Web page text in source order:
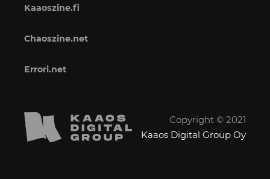
Kaaoszine.fi
Chaoszine.net
Errori.net
Copyright © 2021
Kaaos Digital Group Oy